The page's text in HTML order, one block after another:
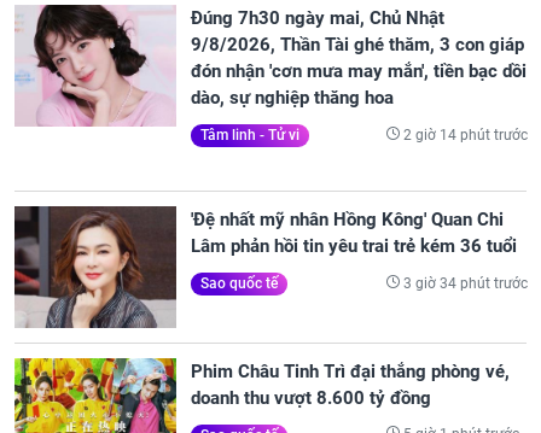
Đúng 7h30 ngày mai, Chủ Nhật
9/8/2026, Thần Tài ghé thăm, 3 con giáp
đón nhận 'cơn mưa may mắn', tiền bạc dồi
dào, sự nghiệp thăng hoa
Tâm linh - Tử vi 2 giờ 14 phút trước
'Đệ nhất mỹ nhân Hồng Kông' Quan Chi
Lâm phản hồi tin yêu trai trẻ kém 36 tuổi
Sao quốc tế 3 giờ 34 phút trước
Phim Châu Tinh Trì đại thắng phòng vé,
doanh thu vượt 8.600 tỷ đồng